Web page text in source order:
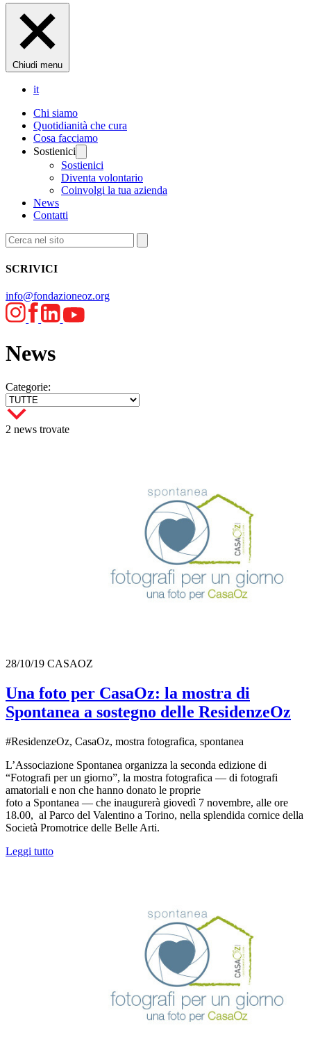
Chiudi menu
it
Chi siamo
Quotidianità che cura
Cosa facciamo
Sostienici
Sostienici
Diventa volontario
Coinvolgi la tua azienda
News
Contatti
SCRIVICI
info@fondazioneoz.org
News
Categorie:
2 news trovate
28/10/19 CASAOZ
Una foto per CasaOz: la mostra di
Spontanea a sostegno delle ResidenzeOz
#ResidenzeOz, CasaOz, mostra fotografica, spontanea
L’Associazione Spontanea organizza la seconda edizione di
“Fotografi per un giorno”, la mostra fotografica — di fotografi
amatoriali e non che hanno donato le proprie
foto a Spontanea — che inaugurerà giovedì 7 novembre, alle ore
18.00, al Parco del Valentino a Torino, nella splendida cornice della
Società Promotrice delle Belle Arti.
Leggi tutto